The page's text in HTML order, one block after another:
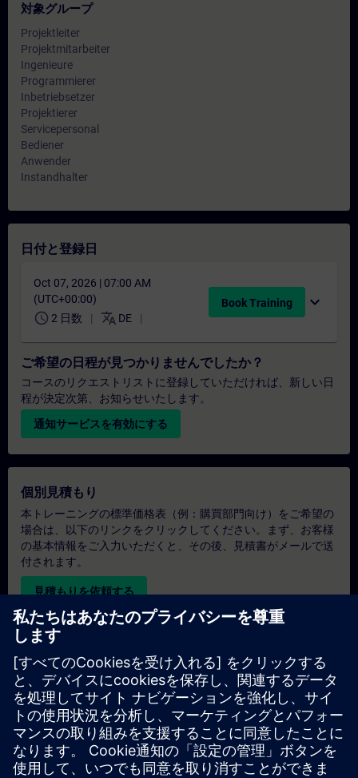
対象グループ
Projektleiter
Projektmitarbeiter
Ingenieure
Programmierer
Inbetriebsetzer
Projektierer
Servicepersonal
Bediener
Anwender
Instandhalter
日付と登録日
Oct 07, 2026 | 07:00 AM
(UTC+00:00)
schedule 2 日数 translate DE
Book Training expand_more
ご希望の日程が見つかりませんでしたか？
コースのリクエストリストに登録していただければ、新しい日
程が決定次第、お知らせいたします。
通知サービスを有効にする
個別見積もり
本トレーニングの標準価格表（例：購買部門向け）をご希望の
場合は、以下のリンクをクリックしてください。まず、お客様
の基本情報をご入力いただくと、その後、見積書がメールで送
付されます。
見積もりを依頼する
専用トレーニングのお問い合わせ
オンサイト、オンライン、または当社のSITRAINトレーニング
センターでの専用トレーニングコースの見積もりをご希望の場
合は、以下の問い合わせフォームにご記入ください。このタイ
プのお問い合わせは、大人数（6名以上）のグループに適して
います。ご連絡先とトレーニングのご要望をご入力いただく
と、当社から見積もりをお送りいたします。